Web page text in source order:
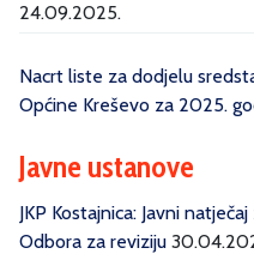
24.09.2025.
Nacrt liste za dodjelu
Općine Kreševo za 2025.
Javne ustanove
JKP Kostajnica: Javni
Odbora za reviziju